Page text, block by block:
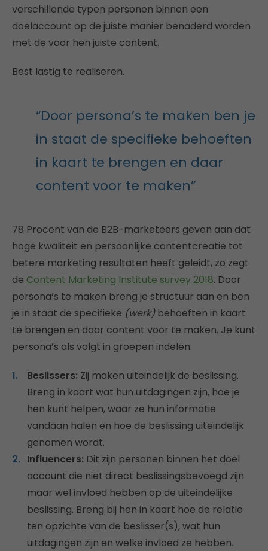
verschillende typen personen binnen een
doelaccount op de juiste manier benaderd worden
met de voor hen juiste content.
Best lastig te realiseren.
“Door persona’s te maken ben je
in staat de specifieke behoeften
in kaart te brengen en daar
content voor te maken”
78 Procent van de B2B-marketeers geven aan dat
hoge kwaliteit en persoonlijke contentcreatie tot
betere marketing resultaten heeft geleidt, zo zegt
de Content Marketing Institute survey 2018. Door
persona’s te maken breng je structuur aan en ben
je in staat de specifieke (werk)behoeften in kaart
te brengen en daar content voor te maken. Je kunt
persona’s als volgt in groepen indelen:
Beslissers: Zij maken uiteindelijk de beslissing.
Breng in kaart wat hun uitdagingen zijn, hoe je
hen kunt helpen, waar ze hun informatie
vandaan halen en hoe de beslissing uiteindelijk
genomen wordt.
Influencers: Dit zijn personen binnen het doel
account die niet direct beslissingsbevoegd zijn
maar wel invloed hebben op de uiteindelijke
beslissing. Breng bij hen in kaart hoe de relatie
ten opzichte van de beslisser(s), wat hun
uitdagingen zijn en welke invloed ze hebben.